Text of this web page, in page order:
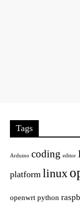
Tags
Arduino coding editor
platform linux
openwrt python